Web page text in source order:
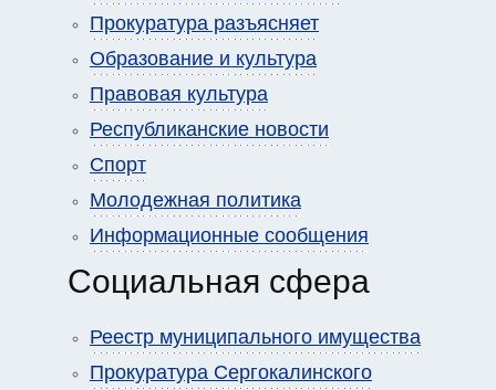
Прокуратура разъясняет
Образование и культура
Правовая культура
Республиканские новости
Спорт
Молодежная политика
Информационные сообщения
Социальная сфера
Реестр муниципального имущества
Прокуратура Сергокалинского